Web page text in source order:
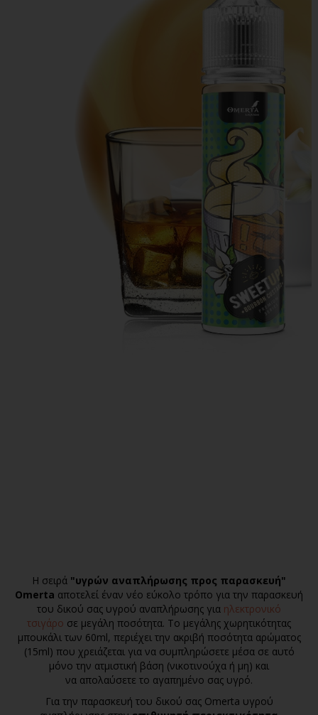
Η σειρά "υγρών αναπλήρωσης προς παρασκευή"
Omerta αποτελεί έναν νέο εύκολο τρόπο για την παρασκευή
του δικού σας υγρού αναπλήρωσης για ηλεκτρονικό
τσιγάρο σε μεγάλη ποσότητα. Το μεγάλης χωρητικότητας
μπουκάλι των 60ml, περιέχει την ακριβή ποσότητα αρώματος
(15ml) που χρειάζεται για να συμπληρώσετε μέσα σε αυτό
μόνο την ατμιστική βάση (νικοτινούχα ή μη) και
να απολαύσετε το αγαπημένο σας υγρό.
Για την παρασκευή τoυ δικού σας Omerta υγρού